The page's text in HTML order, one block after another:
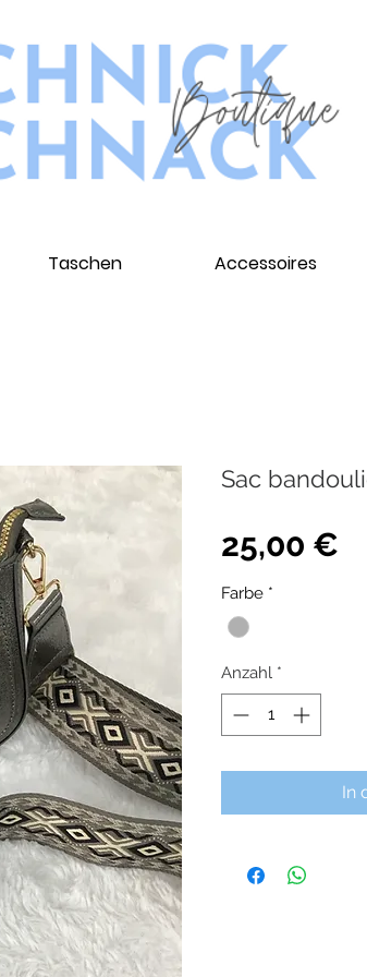
Taschen Accessoires
Sac
25,00 €
Farbe *
Anzahl *
In